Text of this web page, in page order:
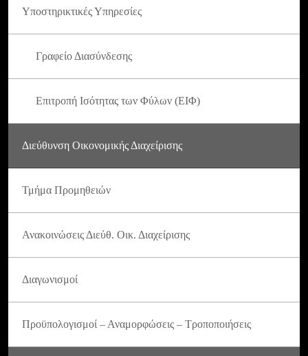
Υποστηρικτικές Υπηρεσίες
Γραφείο Διασύνδεσης
Επιτροπή Ισότητας των Φύλων (ΕΙΦ)
Διεύθυνση Οικονομικής Διαχείρισης
Τμήμα Προμηθειών
Ανακοινώσεις Διεύθ. Οικ. Διαχείρισης
Διαγωνισμοί
Προϋπολογισμοί – Αναμορφώσεις – Τροποποιήσεις